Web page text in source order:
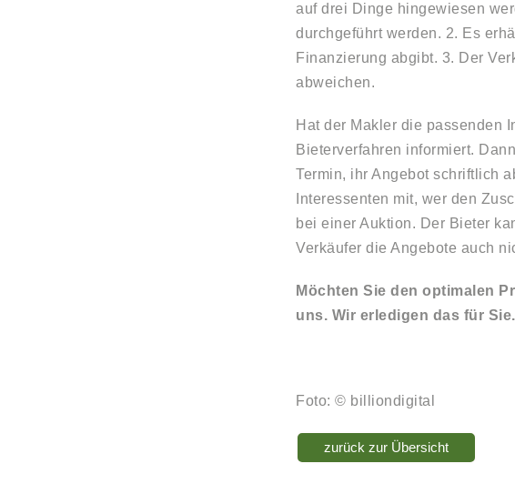
auf drei Dinge hingewiesen
durchgeführt werden. 2. Es
Finanzierung abgibt. 3. Der
abweichen.
Hat der Makler die passenden
Bieterverfahren informiert.
Termin, ihr Angebot schriftlich
Interessenten mit, wer den
bei einer Auktion. Der Bieter
Verkäufer die Angebote auch
Möchten Sie den optimalen
uns. Wir erledigen das für Sie.
Foto: © billiondigital
zurück zur Übersicht